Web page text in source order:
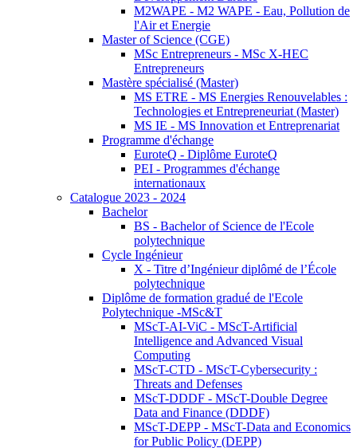
M2WAPE - M2 WAPE - Eau, Pollution de
l'Air et Energie
Master of Science (CGE)
MSc Entrepreneurs - MSc X-HEC
Entrepreneurs
Mastère spécialisé (Master)
MS ETRE - MS Energies Renouvelables :
Technologies et Entrepreneuriat (Master)
MS IE - MS Innovation et Entreprenariat
Programme d'échange
EuroteQ - Diplôme EuroteQ
PEI - Programmes d'échange
internationaux
Catalogue 2023 - 2024
Bachelor
BS - Bachelor of Science de l'Ecole
polytechnique
Cycle Ingénieur
X - Titre d’Ingénieur diplômé de l’École
polytechnique
Diplôme de formation gradué de l'Ecole
Polytechnique -MSc&T
MScT-AI-ViC - MScT-Artificial
Intelligence and Advanced Visual
Computing
MScT-CTD - MScT-Cybersecurity :
Threats and Defenses
MScT-DDDF - MScT-Double Degree
Data and Finance (DDDF)
MScT-DEPP - MScT-Data and Economics
for Public Policy (DEPP)